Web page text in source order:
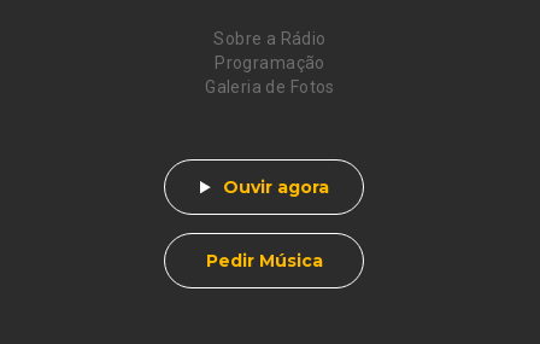
Sobre a Rádio
Programação
Galeria de Fotos
Ouvir agora
Pedir Música